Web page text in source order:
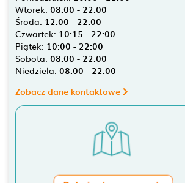
Wtorek: 08:00 - 22:00
Środa: 12:00 - 22:00
Czwartek: 10:15 - 22:00
Piątek: 10:00 - 22:00
Sobota: 08:00 - 22:00
Niedziela: 08:00 - 22:00
Zobacz dane kontaktowe